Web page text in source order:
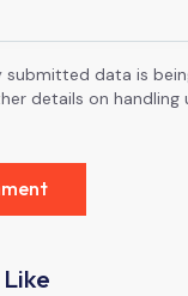
submitted data is
details on handling